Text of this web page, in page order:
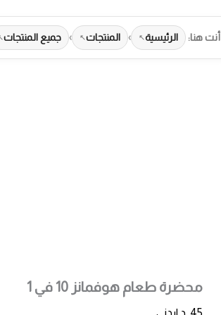
أنت هنا: الرئيسية › المنتجات › جميع المنتجات
محضرة طعام هوفمانز 10 في 1
45 د.اردني